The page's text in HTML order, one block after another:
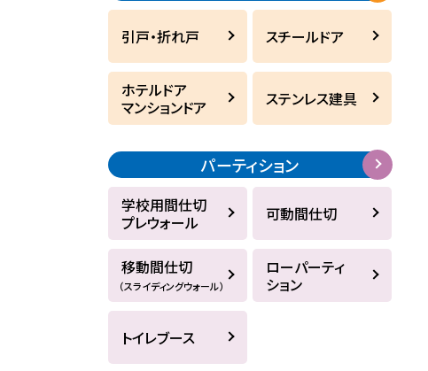
引戸・折れ戸 スチールドア
ホテルドア
マンションドア
ステンレス建具
パーティション
学校用間仕切
プレウォール
可動間仕切
移動間仕切
（スライディングウォール）
ローパーティ
ション
トイレブース